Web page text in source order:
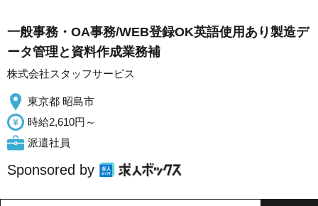
一般事務・OA事務/WEB登録OK英語使用あり製造デ
ータ管理と資料作成業務補
株式会社スタッフサービス
東京都 昭島市
時給2,610円～
派遣社員
Sponsored by